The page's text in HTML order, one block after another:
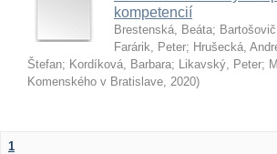
kompetencií
Brestenská, Beáta;
Farárik, Peter; Hrušecká,
Štefan; Kordíková, Barbara; Likavský, Peter;
Komenského v Bratislave, 2020)
1